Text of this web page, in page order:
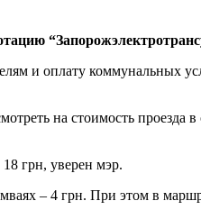
и оплату коммунальных
на стоимость проезда
грн, уверен мэр.
– 4 грн. При этом в